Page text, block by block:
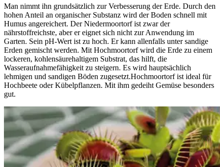
Man nimmt ihn grundsätzlich zur Verbesserung der Erde. Durch den
hohen Anteil an organischer Substanz wird der Boden schnell mit
Humus angereichert. Der Niedermoortorf ist zwar der
nährstoffreichste, aber er eignet sich nicht zur Anwendung im
Garten. Sein pH-Wert ist zu hoch. Er kann allenfalls unter sandige
Erden gemischt werden. Mit Hochmoortorf wird die Erde zu einem
lockeren, kohlensäurehaltigem Substrat, das hilft, die
Wasseraufnahmefähigkeit zu steigern. Es wird hauptsächlich
lehmigen und sandigen Böden zugesetzt.Hochmoortorf ist ideal für
Hochbeete oder Kübelpflanzen. Mit ihm gedeiht Gemüse besonders
gut.